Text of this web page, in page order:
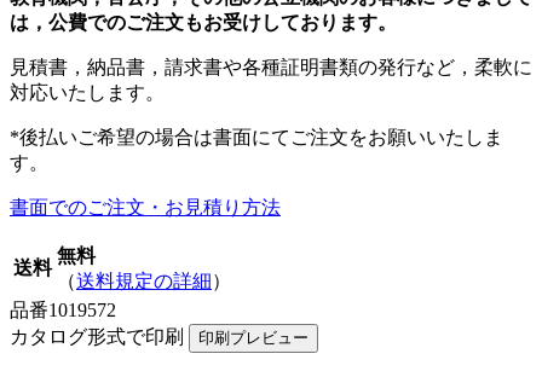
は，公費でのご注文もお受けしております。
見積書，納品書，請求書や各種証明書類の発行など，柔軟に
対応いたします。
*後払いご希望の場合は書面にてご注文をお願いいたしま
す。
書面でのご注文・お見積り方法
送料
無料
（送料規定の詳細）
品番1019572
カタログ形式で印刷